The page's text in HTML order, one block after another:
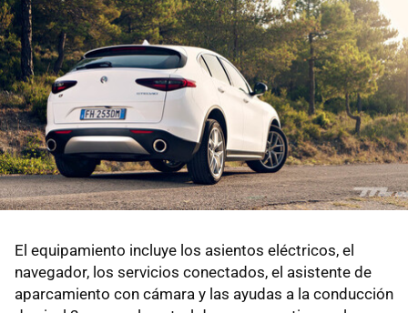
El equipamiento incluye los asientos eléctricos, el
navegador, los servicios conectados, el asistente de
aparcamiento con cámara y las ayudas a la conducción